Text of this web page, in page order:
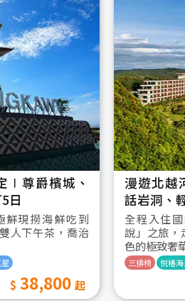
∣尊爵檳城、
日
鮮現撈海鮮吃到
人下午茶，喬治
38,800
漫遊北越
話岩洞、
全程入住
說」之旅，
色的極致奢
三排椅 悦椿